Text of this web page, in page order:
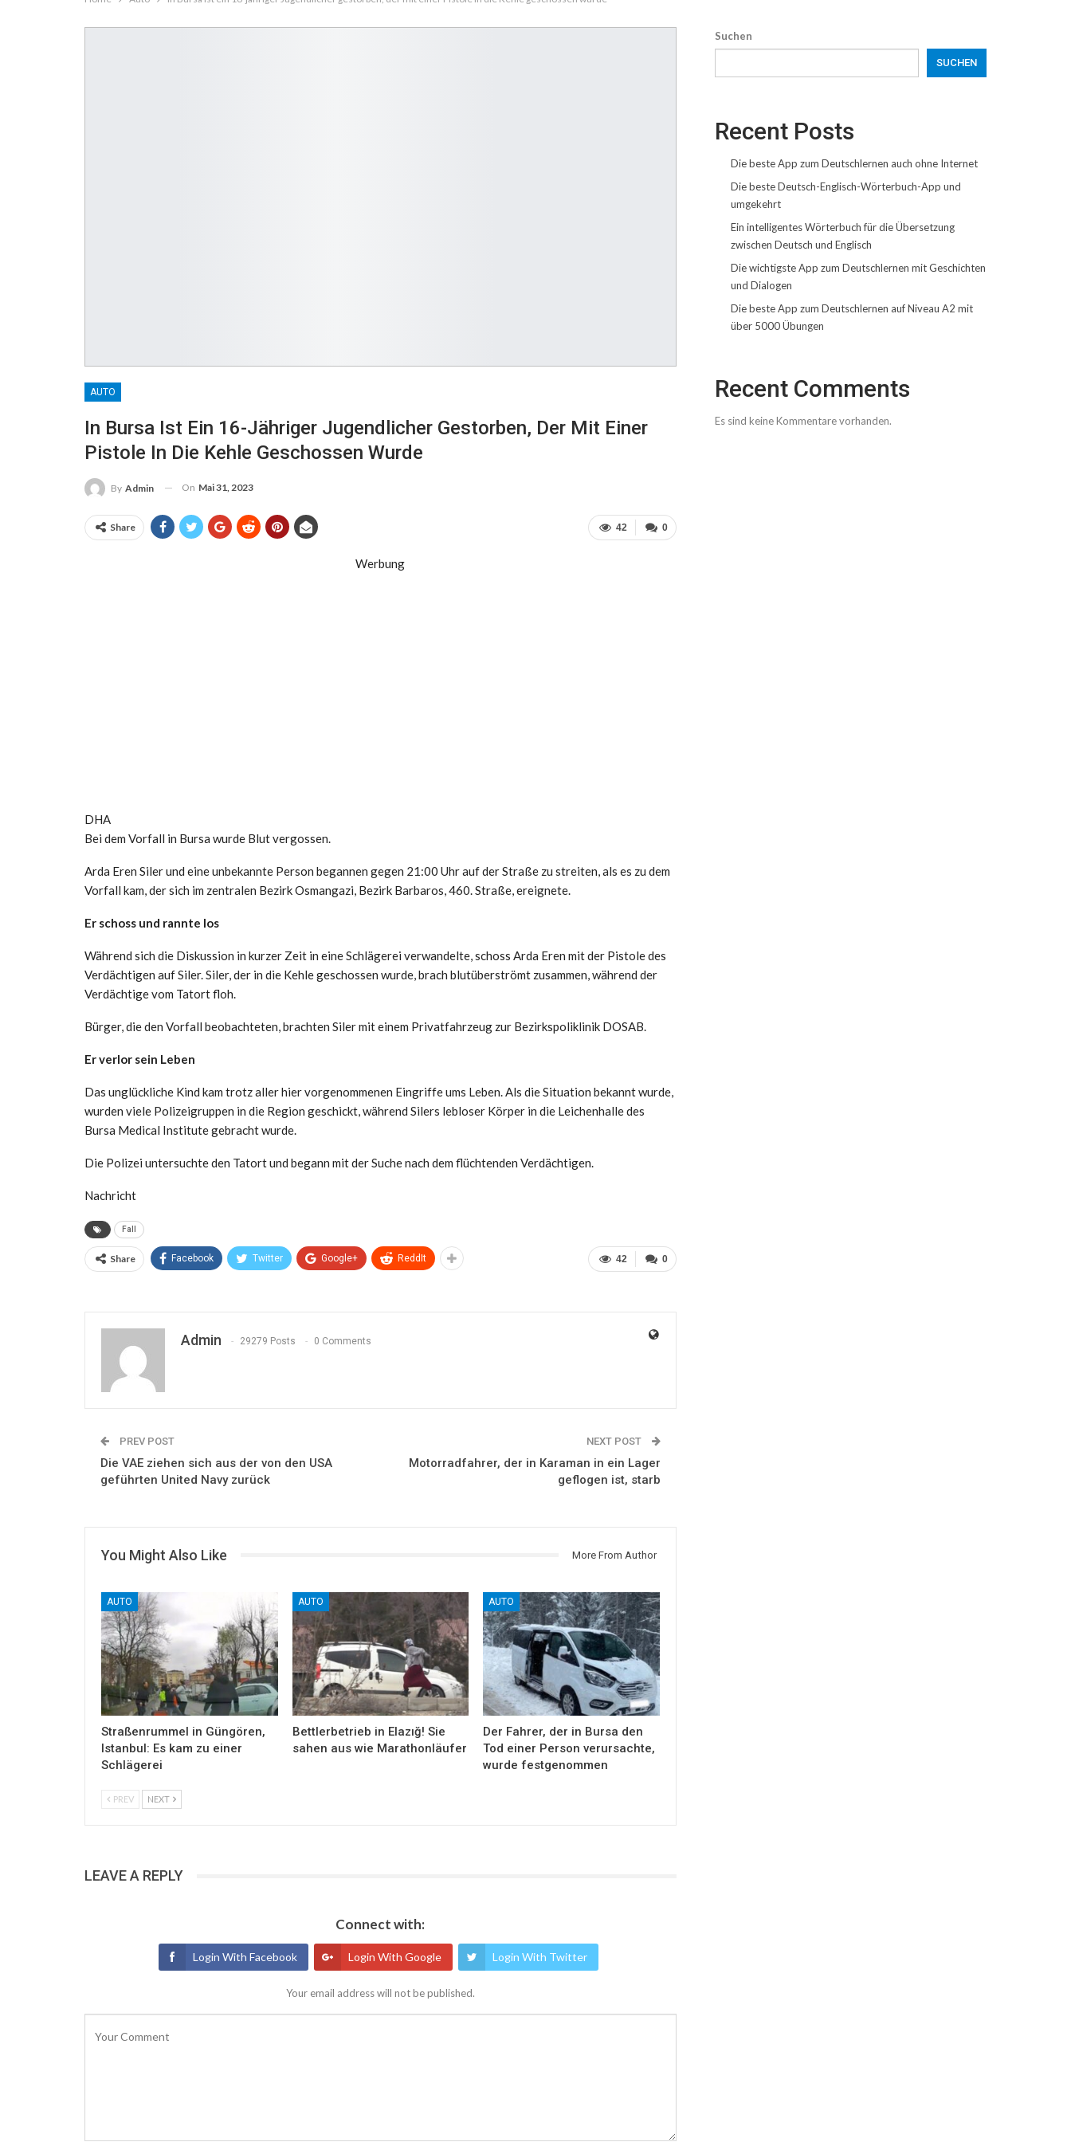
AUTO
In Bursa Ist Ein 16-Jähriger Jugendlicher Gestorben, Der Mit Einer
Pistole In Die Kehle Geschossen Wurde
By Admin On Mai 31, 2023
0
42
Share
Werbung
DHA
Bei dem Vorfall in Bursa wurde Blut vergossen.
Arda Eren Siler und eine unbekannte Person begannen gegen 21:00 Uhr auf der Straße zu streiten, als es zu dem
Vorfall kam, der sich im zentralen Bezirk Osmangazi, Bezirk Barbaros, 460. Straße, ereignete.
Er schoss und rannte los
Während sich die Diskussion in kurzer Zeit in eine Schlägerei verwandelte, schoss Arda Eren mit der Pistole des
Verdächtigen auf Siler. Siler, der in die Kehle geschossen wurde, brach blutüberströmt zusammen, während der
Verdächtige vom Tatort floh.
Bürger, die den Vorfall beobachteten, brachten Siler mit einem Privatfahrzeug zur Bezirkspoliklinik DOSAB.
Er verlor sein Leben
Das unglückliche Kind kam trotz aller hier vorgenommenen Eingriffe ums Leben. Als die Situation bekannt wurde,
wurden viele Polizeigruppen in die Region geschickt, während Silers lebloser Körper in die Leichenhalle des
Bursa Medical Institute gebracht wurde.
Die Polizei untersuchte den Tatort und begann mit der Suche nach dem flüchtenden Verdächtigen.
Nachricht
Fall
0
42
Share Facebook Twitter Google+ ReddIt
Admin 29279 Posts 0 Comments
PREV POST
Die VAE ziehen sich aus der von den USA
geführten United Navy zurück
NEXT POST
Motorradfahrer, der in Karaman in ein Lager
geflogen ist, starb
You Might Also Like More From Author
AUTO
Straßenrummel in Güngören,
Istanbul: Es kam zu einer
Schlägerei
AUTO
Bettlerbetrieb in Elazığ! Sie
sahen aus wie Marathonläufer
AUTO
Der Fahrer, der in Bursa den
Tod einer Person verursachte,
wurde festgenommen
PREV NEXT
LEAVE A REPLY
Connect with:
Login With Facebook Login With Google Login With Twitter
Your email address will not be published.
Suchen
SUCHEN
Recent Posts
Die beste App zum Deutschlernen auch ohne Internet
Die beste Deutsch-Englisch-Wörterbuch-App und
umgekehrt
Ein intelligentes Wörterbuch für die Übersetzung
zwischen Deutsch und Englisch
Die wichtigste App zum Deutschlernen mit Geschichten
und Dialogen
Die beste App zum Deutschlernen auf Niveau A2 mit
über 5000 Übungen
Recent Comments
Es sind keine Kommentare vorhanden.